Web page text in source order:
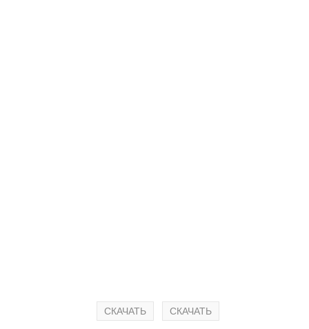
СКАЧАТЬ СКАЧАТЬ